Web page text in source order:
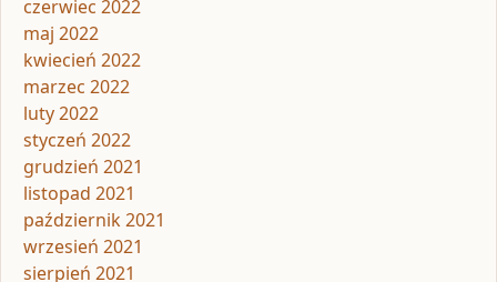
czerwiec 2022
maj 2022
kwiecień 2022
marzec 2022
luty 2022
styczeń 2022
grudzień 2021
listopad 2021
październik 2021
wrzesień 2021
sierpień 2021